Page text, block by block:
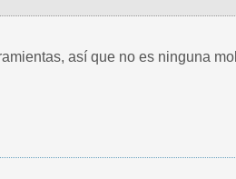
así que no es ninguna